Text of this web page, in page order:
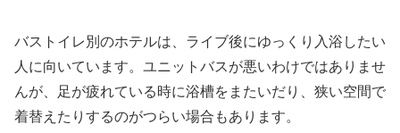
バストイレ別のホテルは、ライブ後にゆっくり入浴したい
人に向いています。ユニットバスが悪いわけではありませ
んが、足が疲れている時に浴槽をまたいだり、狭い空間で
着替えたりするのがつらい場合もあります。